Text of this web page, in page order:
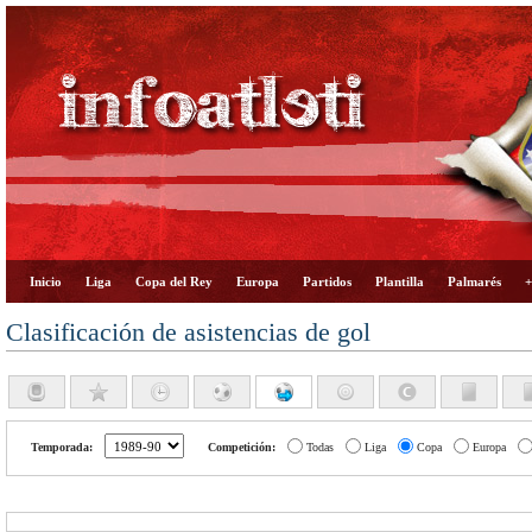
Inicio Liga Copa del Rey Europa Partidos Plantilla Palmarés
Clasificación de asistencias de gol
Temporada: Competición: Todas Liga Copa Europa